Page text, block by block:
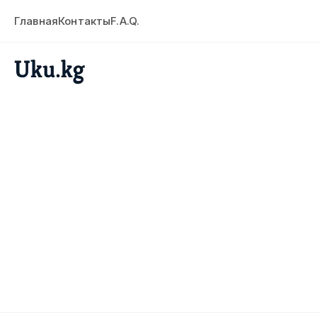
ГлавнаяКонтактыF.A.Q.